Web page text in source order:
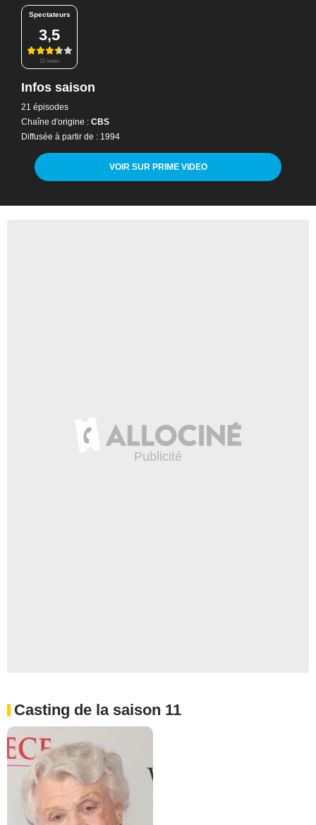
Spectateurs
3,5
12 notes
Infos saison
21 épisodes
Chaîne d'origine : CBS
Diffusée à partir de : 1994
VOIR SUR PRIME VIDEO
Casting de la saison 11